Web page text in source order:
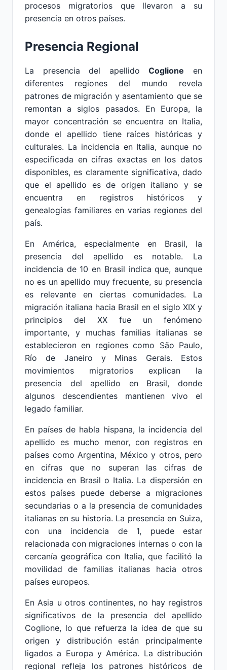
procesos migratorios que llevaron a su
presencia en otros países.
Presencia Regional
La presencia del apellidoCoglione en
diferentes regiones del mundo revela
patrones de migración y asentamiento que se
remontan a siglos pasados. En Europa, la
mayor concentración se encuentra en Italia,
donde el apellido tiene raíces históricas y
culturales. La incidencia en Italia, aunque no
especificada en cifras exactas en los datos
disponibles, es claramente significativa, dado
que el apellido es de origen italiano y se
encuentra en registros históricos y
genealogías familiares en varias regiones del
país.
En América, especialmente en Brasil, la
presencia del apellido es notable. La
incidencia de 10 en Brasil indica que, aunque
no es un apellido muy frecuente, su presencia
es relevante en ciertas comunidades. La
migración italiana hacia Brasil en el siglo XIX y
principios del XX fue un fenómeno
importante, y muchas familias italianas se
establecieron en regiones como São Paulo,
Río de Janeiro y Minas Gerais. Estos
movimientos migratorios explican la
presencia del apellido en Brasil, donde
algunos descendientes mantienen vivo el
legado familiar.
En países de habla hispana, la incidencia del
apellido es mucho menor, con registros en
países como Argentina, México y otros, pero
en cifras que no superan las cifras de
incidencia en Brasil o Italia. La dispersión en
estos países puede deberse a migraciones
secundarias o a la presencia de comunidades
italianas en su historia. La presencia en Suiza,
con una incidencia de 1, puede estar
relacionada con migraciones internas o con la
cercanía geográfica con Italia, que facilitó la
movilidad de familias italianas hacia otros
países europeos.
En Asia u otros continentes, no hay registros
significativos de la presencia del apellido
Coglione, lo que refuerza la idea de que su
origen y distribución están principalmente
ligados a Europa y América. La distribución
regional refleja los patrones históricos de